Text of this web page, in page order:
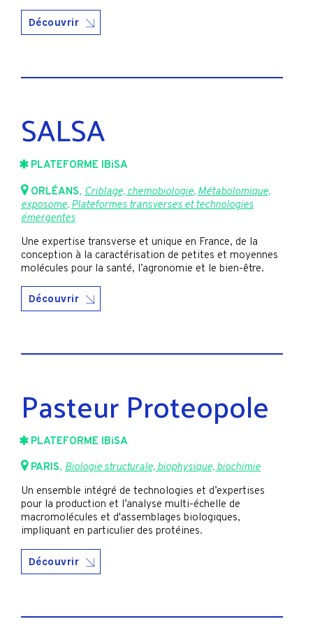
Découvrir
SALSA
PLATEFORME IBiSA
ORLÉANS, Criblage, chemobiologie, Métabolomique,
exposome, Plateformes transverses et technologies
émergentes
Une expertise transverse et unique en France, de la
conception à la caractérisation de petites et moyennes
molécules pour la santé, l’agronomie et le bien-être.
Découvrir
Pasteur Proteopole
PLATEFORME IBiSA
PARIS, Biologie structurale, biophysique, biochimie
Un ensemble intégré de technologies et d’expertises
pour la production et l’analyse multi-échelle de
macromolécules et d'assemblages biologiques,
impliquant en particulier des protéines.
Découvrir